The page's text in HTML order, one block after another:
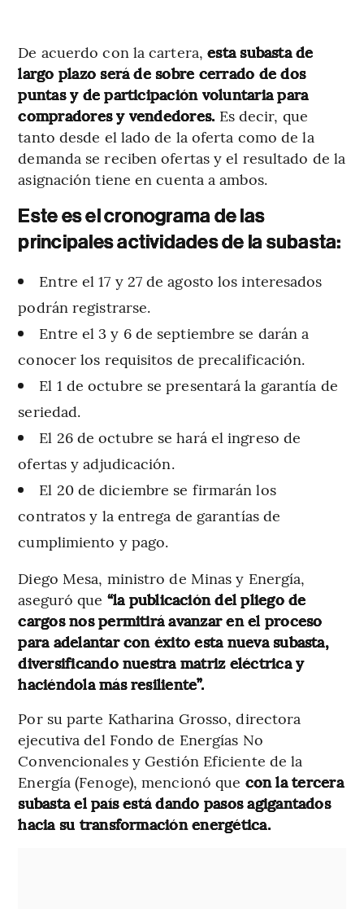
De acuerdo con la cartera,esta subasta de
largo plazo será de sobre cerrado de dos
puntas y de participación voluntaria para
compradores y vendedores. Es decir, que
tanto desde el lado de la oferta como de la
demanda se reciben ofertas y el resultado de la
asignación tiene en cuenta a ambos.
Este es el cronograma de las
principales actividades de la subasta:
Entre el 17 y 27 de agosto los interesados
podrán registrarse.
Entre el 3 y 6 de septiembre se darán a
conocer los requisitos de precalificación.
El 1 de octubre se presentará la garantía de
seriedad.
El 26 de octubre se hará el ingreso de
ofertas y adjudicación.
El 20 de diciembre se firmarán los
contratos y la entrega de garantías de
cumplimiento y pago.
Diego Mesa, ministro de Minas y Energía,
aseguró que “la publicación del pliego de
cargos nos permitirá avanzar en el proceso
para adelantar con éxito esta nueva subasta,
diversificando nuestra matriz eléctrica y
haciéndola más resiliente”.
Por su parte Katharina Grosso, directora
ejecutiva del Fondo de Energías No
Convencionales y Gestión Eficiente de la
Energía (Fenoge), mencionó que con la tercera
subasta el país está dando pasos agigantados
hacia su transformación energética.